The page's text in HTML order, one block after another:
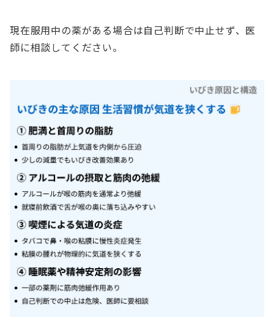
現在服用中の薬がある場合は自己判断で中止せず、医
師に相談してください。